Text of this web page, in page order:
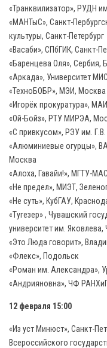
«Транквилизатор», РУДН
«МАНТыС», Санкт-
культуры, Санкт-Петербург
«Васаби», СПбГИК, Санкт-
«Баренцева Оля», Сербия,
«Аркада», Университет
«ТехноБОБР», МЭИ, Москва
«Игорёк прокуратура»,
«Ой-Бойз», РТУ МИРЭА,
«С привкусом», РЭУ им.
«Алюминиевые огурцы»,
Москва
«Алоха, Гавайи!», МГТУ-
«Не предел», МИЭТ,
«Не суть», КубГАУ,
«Тугезер» , Чувашский
университет им.
«Это Люда говорит»,
«Флекс», Подольск
«Роман им. Александра»,
«Андрияновна», ЧФ
12 февраля 15:00
«Из уст Минюст», Санкт-
Всероссийского